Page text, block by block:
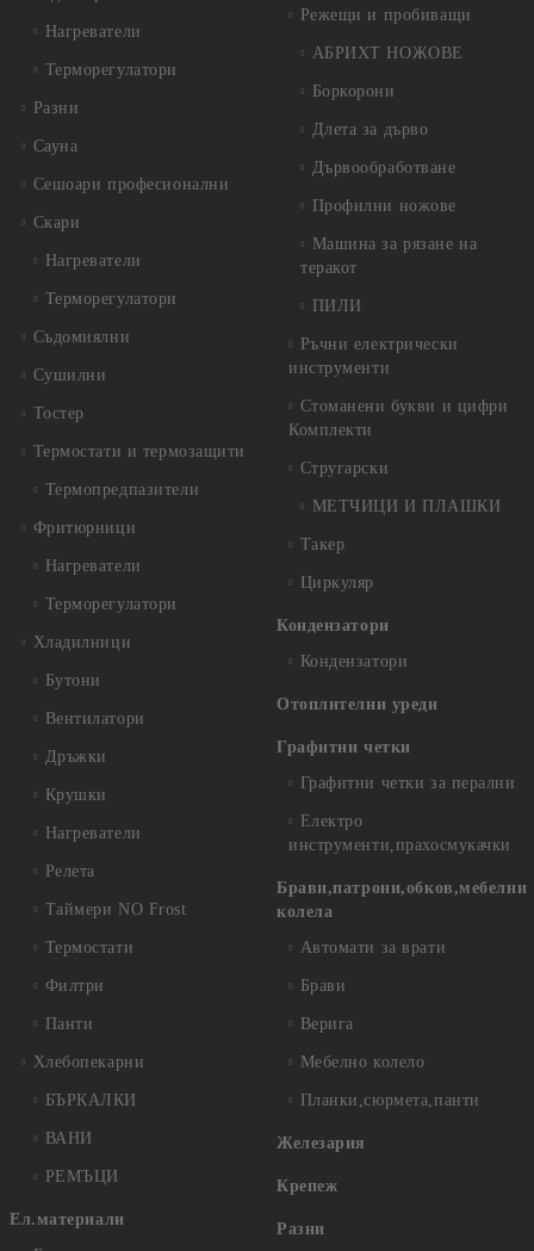
Нагреватели
Терморегулатори
Разни
Сауна
Сешоари професионални
Скари
Нагреватели
Терморегулатори
Съдомиялни
Сушилни
Тостер
Термостати и термозащити
Термопредпазители
Фритюрници
Нагреватели
Терморегулатори
Хладилници
Бутони
Вентилатори
Дръжки
Крушки
Нагреватели
Релета
Таймери NO Frost
Термостати
Филтри
Панти
Хлебопекарни
БЪРКАЛКИ
ВАНИ
РЕМЪЦИ
Ел.материали
Режещи и пробиващи
АБРИХТ НОЖОВЕ
Боркорони
Длета за дърво
Дървообработване
Профилни ножове
Машина за рязане на
теракот
ПИЛИ
Ръчни електрически
инструменти
Стоманени букви и цифри
Комплекти
Стругарски
МЕТЧИЦИ И ПЛАШКИ
Такер
Циркуляр
Кондензатори
Кондензатори
Отоплителни уреди
Графитни четки
Графитни четки за перални
Електро
инструменти,прахосмукачки
Брави,патрони,обков,мебелни
колела
Автомати за врати
Брави
Верига
Мебелно колело
Планки,сюрмета,панти
Железария
Крепеж
Разни